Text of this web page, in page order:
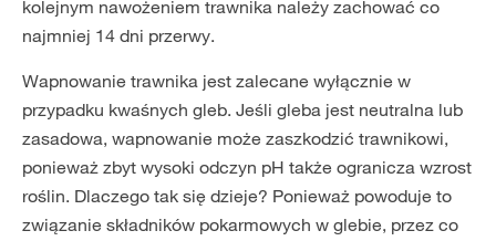
kolejnym nawożeniem trawnika należy zachować co
najmniej 14 dni przerwy.
Wapnowanie trawnika jest zalecane wyłącznie w
przypadku kwaśnych gleb. Jeśli gleba jest neutralna lub
zasadowa, wapnowanie może zaszkodzić trawnikowi,
ponieważ zbyt wysoki odczyn pH także ogranicza wzrost
roślin. Dlaczego tak się dzieje? Ponieważ powoduje to
związanie składników pokarmowych w glebie, przez co